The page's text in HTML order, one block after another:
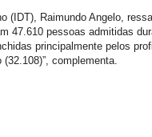
(IDT), Raimundo Angelo,
47.610 pessoas admitidas
principalmente pelos
complementa.